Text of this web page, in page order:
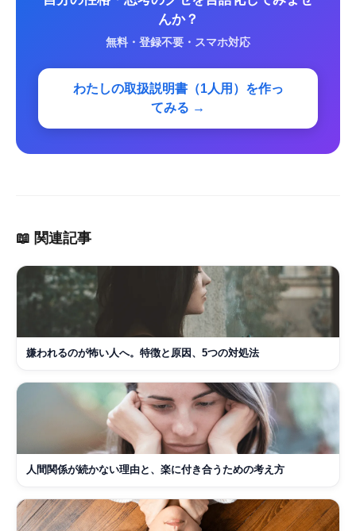
んか？
無料・登録不要・スマホ対応
わたしの取扱説明書（1人用）を作っ
てみる →
📖 関連記事
嫌われるのが怖い人へ。特徴と原因、5つの対処法
人間関係が続かない理由と、楽に付き合うための考え方